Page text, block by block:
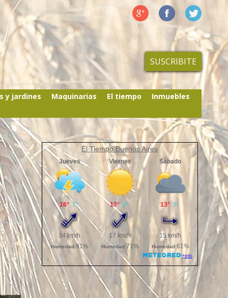
SUSCRIBITE
y jardines Maquinarias El tiempo
Inmuebles
El Tiempo Buenos Aires